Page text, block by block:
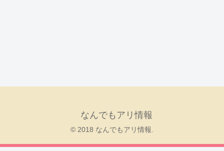
なんでもアリ情報
© 2018 なんでもアリ情報.